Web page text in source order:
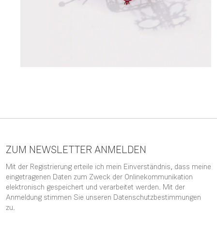
ZUM NEWSLETTER ANMELDEN
Mit der Registrierung erteile ich mein Einverständnis, dass meine
eingetragenen Daten zum Zweck der Onlinekommunikation
elektronisch gespeichert und verarbeitet werden. Mit der
Anmeldung stimmen Sie unseren Datenschutzbestimmungen
zu.